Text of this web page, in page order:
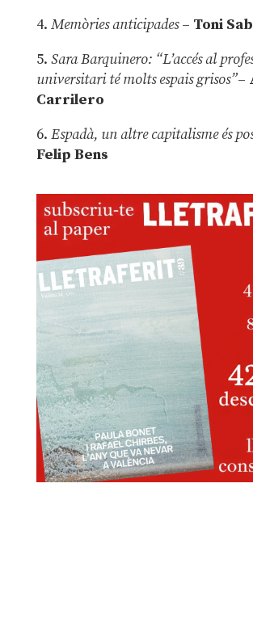
4. Memòries anticipades– Toni
5. Sara Barquinero: “L’accés al
universitari té molts espais grisos”–
Carrilero
6. Espadà, un altre capitalisme és
Felip Bens